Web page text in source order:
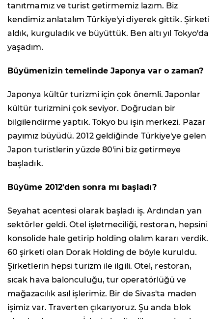
tanıtmamız ve turist getirmemiz lazım. Biz
kendimiz anlatalım Türkiye'yi diyerek gittik. Şirketi
aldık, kurguladık ve büyüttük. Ben altı yıl Tokyo'da
yaşadım.
Büyümenizin temelinde Japonya var o zaman?
Japonya kültür turizmi için çok önemli. Japonlar
kültür turizmini çok seviyor. Doğrudan bir
bilgilendirme yaptık. Tokyo bu işin merkezi. Pazar
payımız büyüdü. 2012 geldiğinde Türkiye'ye gelen
Japon turistlerin yüzde 80'ini biz getirmeye
başladık.
Büyüme 2012'den sonra mı başladı?
Seyahat acentesi olarak başladı iş. Ardından yan
sektörler geldi. Otel işletmeciliği, restoran, hepsini
konsolide hale getirip holding olalım kararı verdik.
60 şirketi olan Dorak Holding de böyle kuruldu.
Şirketlerin hepsi turizm ile ilgili. Otel, restoran,
sıcak hava balonculuğu, tur operatörlüğü ve
mağazacılık asıl işlerimiz. Bir de Sivas'ta maden
işimiz var. Traverten çıkarıyoruz. Şu anda blok